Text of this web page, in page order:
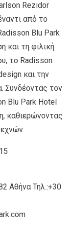
Rezidor
από το
Blu Park
και τη φιλική
το Radisson
και την
Συνδέοντας τον
Blu Park Hotel
καθιερώνοντας
Αθήνα Τηλ.:+30